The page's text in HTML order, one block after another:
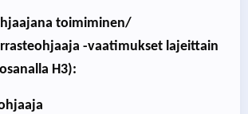
toimiminen/
-vaatimukset lajeittain
H3):